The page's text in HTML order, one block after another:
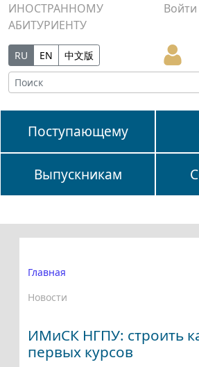
ИНОСТРАННОМУ
АБИТУРИЕНТУ
Войти
RU EN 中文版
Поступающему
Выпускникам
Главная
Новости
ИМиСК НГПУ: строить
первых курсов